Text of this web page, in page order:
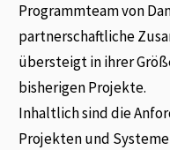
Programmteam von
partnerschaftliche
übersteigt in ihrer
bisherigen Projekte.
Inhaltlich sind die
Projekten und